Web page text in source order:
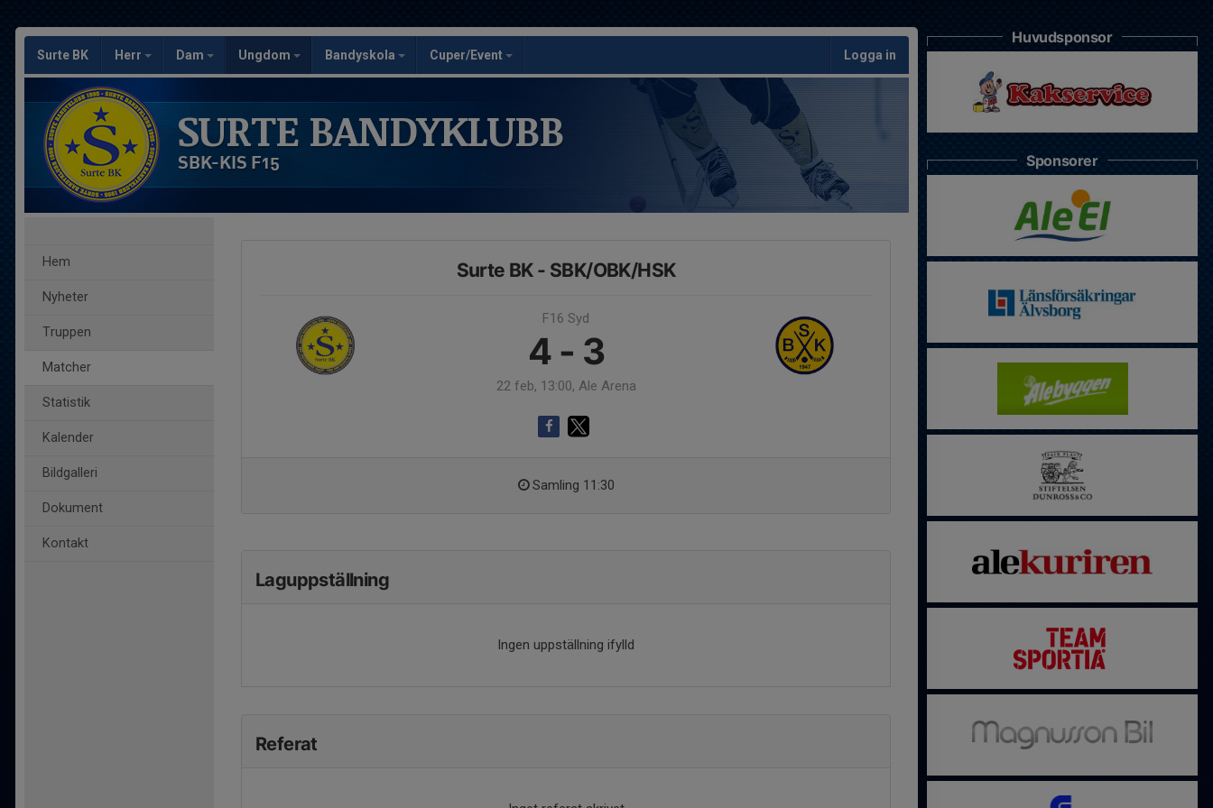
Surte BK Herr Dam Ungdom Bandyskola Cuper/Event Logga in
SURTE BANDYKLUBB
SBK-KIS F15
Hem
Nyheter
Truppen
Matcher
Statistik
Kalender
Bildgalleri
Dokument
Kontakt
Surte BK - SBK/OBK/HSK
F16 Syd
4 - 3
22 feb, 13:00, Ale Arena
Samling 11:30
Laguppställning
Ingen uppställning ifylld
Referat
Huvudsponsor
Sponsorer